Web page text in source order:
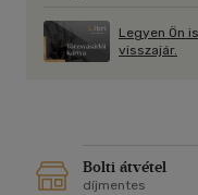
Legyen Ön
visszajár.
Bolti átvétel
díjmentes